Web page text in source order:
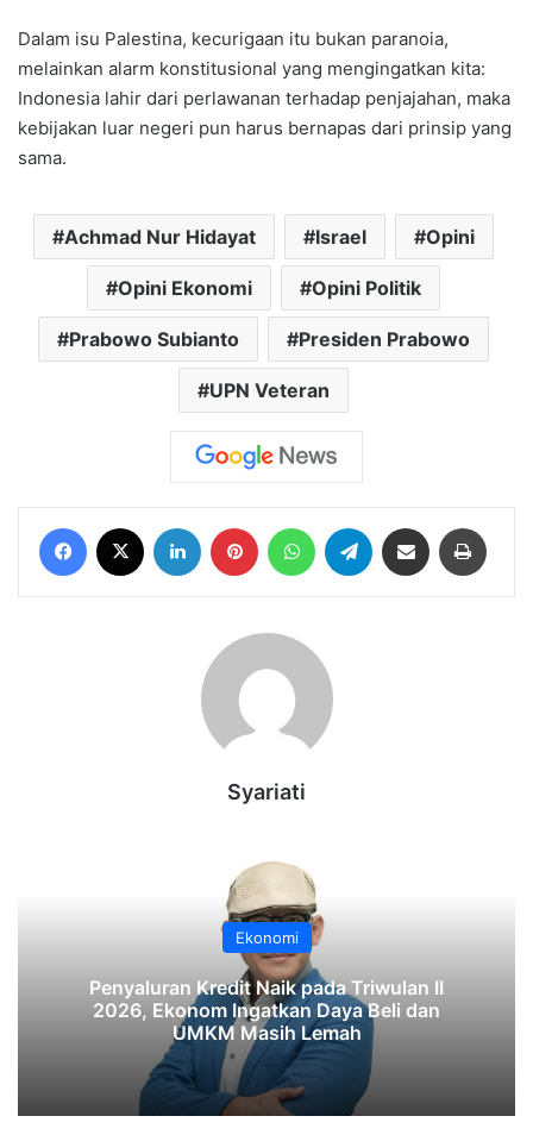
Dalam isu Palestina, kecurigaan itu bukan paranoia,
melainkan alarm konstitusional yang mengingatkan kita:
Indonesia lahir dari perlawanan terhadap penjajahan, maka
kebijakan luar negeri pun harus bernapas dari prinsip yang
sama.
Achmad Nur Hidayat Israel Opini
Opini Ekonomi Opini Politik
Prabowo Subianto Presiden Prabowo
UPN Veteran
Facebook LinkedIn Pinterest WhatsAppTelegram Share via Email
Syariati
Ekonomi
‎Penyaluran Kredit Naik pada Triwulan II
2026, Ekonom Ingatkan Daya Beli dan
UMKM Masih Lemah‎‎